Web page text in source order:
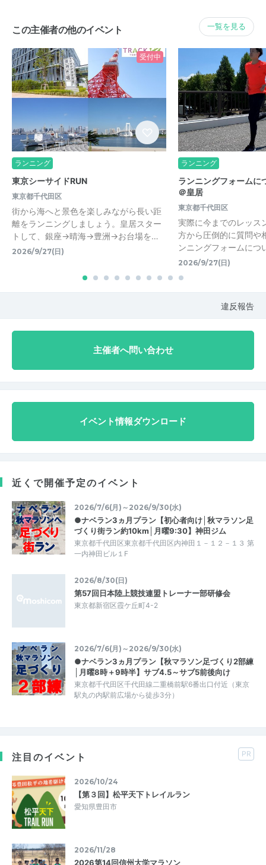
この主催者の他のイベント 一覧を見る
受付中
ランニング
東京シーサイドRUN
東京都千代田区
街から海へと景色を楽しみながら長い距
離をランニングしましょう。皇居スター
トして、銀座→晴海→豊洲→お台場を…
2026/9/27(日)
ランニング
ランニングフォームに
＠皇居
東京都千代田区
実際に今までのレッス
方から圧倒的に質問や
ンニングフォームに
2026/9/27(日)
違反報告
主催者へ問い合わせ
イベント情報ダウンロード
近くで開催予定のイベント
2026/7/6(月)～2026/9/30(水)
●ナベラン3ヵ月プラン【初心者向け│秋マラソン足
づくり街ラン約10km│月曜9:30】神田ジム
東京都千代田区東京都千代田区内神田１－１２－１３ 第
一内神田ビル１F
2026/8/30(日)
第57回日本陸上競技連盟トレーナー部研修会
東京都新宿区霞ケ丘町4-2
2026/7/6(月)～2026/9/30(水)
●ナベラン3ヵ月プラン【秋マラソン足づくり2部練
│月曜8時＋9時半】サブ4.5～サブ5前後向け
東京都千代田区千代田線二重橋前駅6番出口付近（東京
駅丸の内駅前広場から徒歩3分）
注目のイベント PR
2026/10/24
【第３回】松平天下トレイルラン
愛知県豊田市
2026/11/28
2026第14回信州大学マラソン